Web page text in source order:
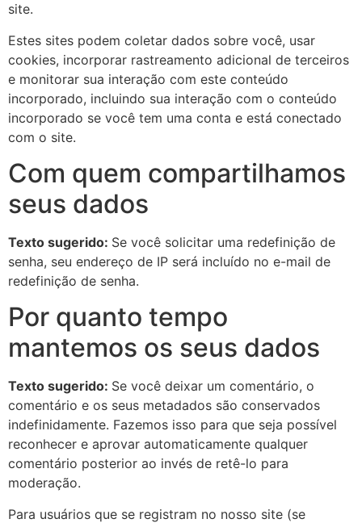
site.
Estes sites podem coletar dados sobre você, usar
cookies, incorporar rastreamento adicional de terceiros
e monitorar sua interação com este conteúdo
incorporado, incluindo sua interação com o conteúdo
incorporado se você tem uma conta e está conectado
com o site.
Com quem compartilhamos
seus dados
Texto sugerido: Se você solicitar uma redefinição de
senha, seu endereço de IP será incluído no e-mail de
redefinição de senha.
Por quanto tempo
mantemos os seus dados
Texto sugerido: Se você deixar um comentário, o
comentário e os seus metadados são conservados
indefinidamente. Fazemos isso para que seja possível
reconhecer e aprovar automaticamente qualquer
comentário posterior ao invés de retê-lo para
moderação.
Para usuários que se registram no nosso site (se